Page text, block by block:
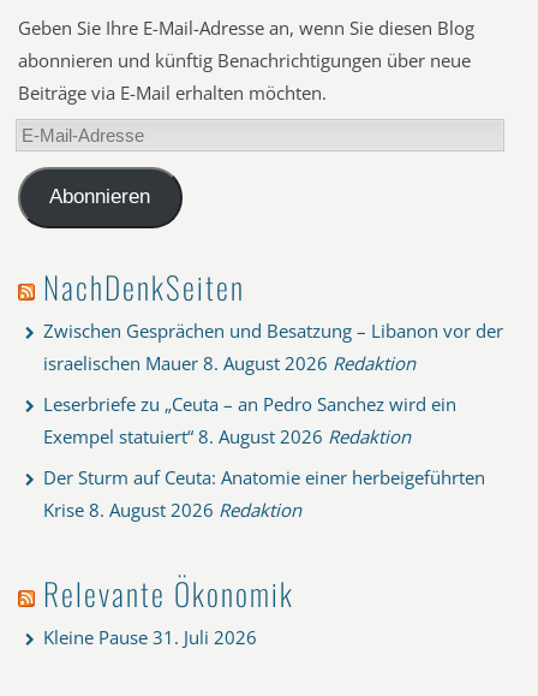
Geben Sie Ihre E-Mail-Adresse an, wenn Sie diesen Blog
abonnieren und künftig Benachrichtigungen über neue
Beiträge via E-Mail erhalten möchten.
E-
Mail-
AdresseAbonnieren
NachDenkSeiten
Zwischen Gesprächen und Besatzung – Libanon vor der
israelischen Mauer 8. August 2026 Redaktion
Leserbriefe zu „Ceuta – an Pedro Sanchez wird ein
Exempel statuiert“ 8. August 2026 Redaktion
Der Sturm auf Ceuta: Anatomie einer herbeigeführten
Krise 8. August 2026 Redaktion
Relevante Ökonomik
Kleine Pause 31. Juli 2026